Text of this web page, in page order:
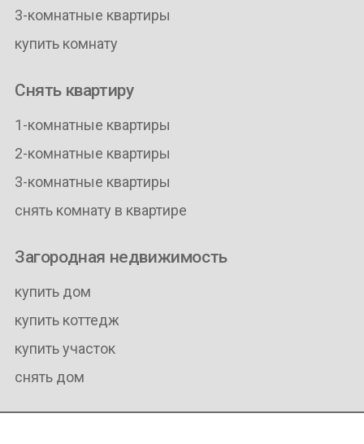
3-комнатные квартиры
купить комнату
Снять квартиру
1-комнатные квартиры
2-комнатные квартиры
3-комнатные квартиры
снять комнату в квартире
Загородная недвижимость
купить дом
купить коттедж
купить участок
снять дом